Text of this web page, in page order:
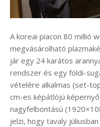
A koreai piacon 80 millió
megvásárolható
jár egy 24 karátos
rendszer és egy földi-
vételére alkalmas (set-
cm-es képátlójú
nagyfelbontású
jelzi, hogy tavaly